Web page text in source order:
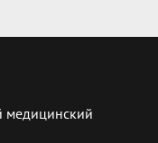
медицинский